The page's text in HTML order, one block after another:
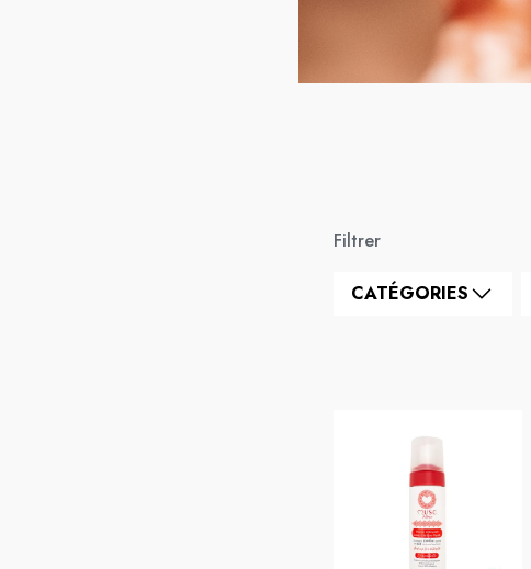
Filtrer
CATÉGORIES